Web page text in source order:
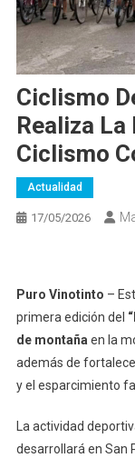
Ciclismo
Realiza
Ciclismo
Actualidad
17/05/2026
Puro Vinotinto –
primera edición del
de montañaen la
además de
y el esparcimiento
La actividad
desarrollará en San